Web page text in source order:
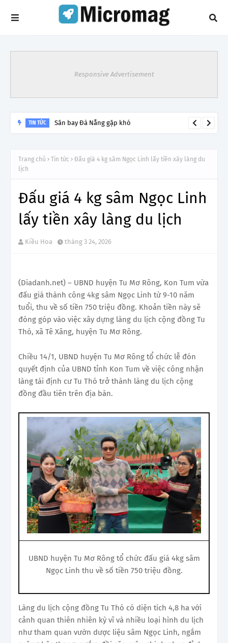
Responsive Advertisement
TIN TỨC Sân bay Đà Nẵng gặp khó
Trang chủ Tin tức
Đấu giá 4 kg sâm Ngọc Linh lấy tiền xây làng du
lịch
Đấu giá 4 kg sâm Ngọc Linh
lấy tiền xây làng du lịch
Kiều Hoa tháng 3 24, 2026
(Diadanh.net) – UBND huyện Tu Mơ Rông, Kon Tum vừa
đấu giá thành công 4kg sâm Ngọc Linh từ 9-10 năm
tuổi, thu về số tiền 750 triệu đồng. Khoản tiền này sẽ
đóng góp vào việc xây dựng làng du lịch cộng đồng Tu
Thó, xã Tê Xăng, huyện Tu Mơ Rông.
Chiều 14/1, UBND huyện Tu Mơ Rông tổ chức lễ đón
quyết định của UBND tỉnh Kon Tum về việc công nhận
làng tái định cư Tu Thó trở thành làng du lịch cộng
đồng đầu tiên trên địa bàn.
UBND huyện Tu Mơ Rông tổ chức đấu giá 4kg sâm
Ngọc Linh thu về số tiền 750 triệu đồng.
Làng du lịch cộng đồng Tu Thó có diện tích 4,8 ha với
cảnh quan thiên nhiên kỳ vĩ và nhiều loại hình du lịch
như tham quan vườn dược liệu sâm Ngọc Linh, ngắm